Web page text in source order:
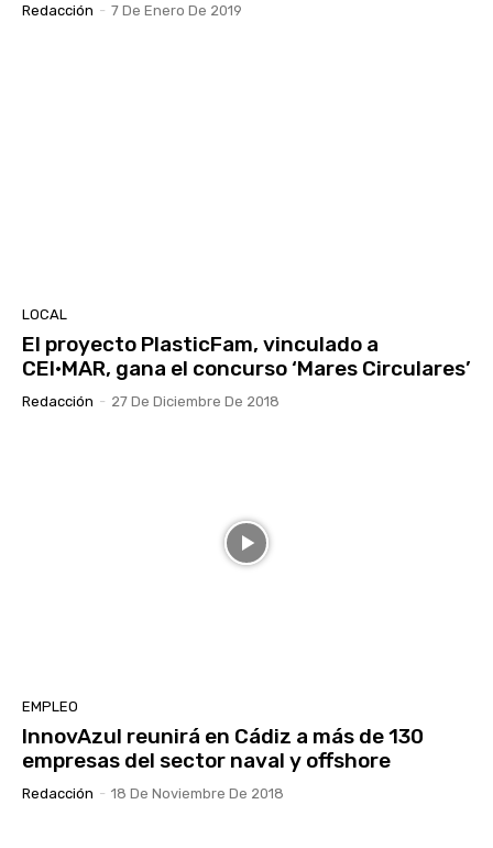
Redacción - 7 De Enero De 2019
LOCAL
El proyecto PlasticFam, vinculado a
CEI·MAR, gana el concurso ‘Mares Circulares’
Redacción - 27 De Diciembre De 2018
EMPLEO
InnovAzul reunirá en Cádiz a más de 130
empresas del sector naval y offshore
Redacción - 18 De Noviembre De 2018